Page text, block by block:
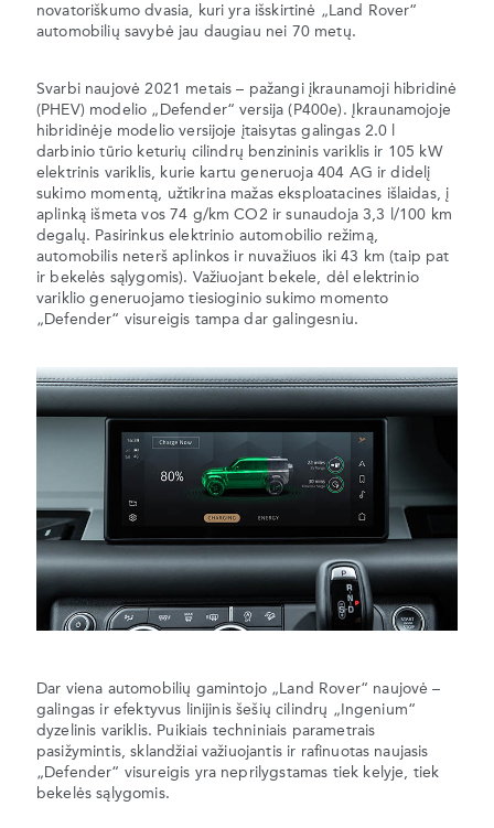
novatoriškumo dvasia, kuri yra išskirtinė „Land Rover“
automobilių savybė jau daugiau nei 70 metų.
Svarbi naujovė 2021 metais – pažangi įkraunamoji hibridinė
(PHEV) modelio „Defender“ versija (P400e). Įkraunamojoje
hibridinėje modelio versijoje įtaisytas galingas 2.0 l
darbinio tūrio keturių cilindrų benzininis variklis ir 105 kW
elektrinis variklis, kurie kartu generuoja 404 AG ir didelį
sukimo momentą, užtikrina mažas eksploatacines išlaidas, į
aplinką išmeta vos 74 g/km CO2 ir sunaudoja 3,3 l/100 km
degalų. Pasirinkus elektrinio automobilio režimą,
automobilis neterš aplinkos ir nuvažiuos iki 43 km (taip pat
ir bekelės sąlygomis). Važiuojant bekele, dėl elektrinio
variklio generuojamo tiesioginio sukimo momento
„Defender“ visureigis tampa dar galingesniu.
Dar viena automobilių gamintojo „Land Rover“ naujovė –
galingas ir efektyvus linijinis šešių cilindrų „Ingenium“
dyzelinis variklis. Puikiais techniniais parametrais
pasižymintis, sklandžiai važiuojantis ir rafinuotas naujasis
„Defender“ visureigis yra neprilygstamas tiek kelyje, tiek
bekelės sąlygomis.